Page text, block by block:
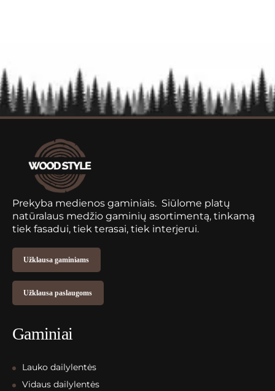
Prekyba medienos gaminiais. Siūlome platų
natūralaus medžio gaminių asortimentą, tinkamą
tiek fasadui, tiek terasai, tiek interjerui.
Užklausa gaminiams
Užklausa paslaugoms
Gaminiai
Lauko dailylentės
Vidaus dailylentės